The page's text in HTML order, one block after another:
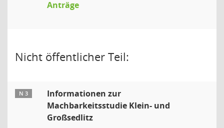
Anträge
Nicht öffentlicher Teil:
N 3
Informationen zur
Machbarkeitsstudie Klein- und
Großsedlitz